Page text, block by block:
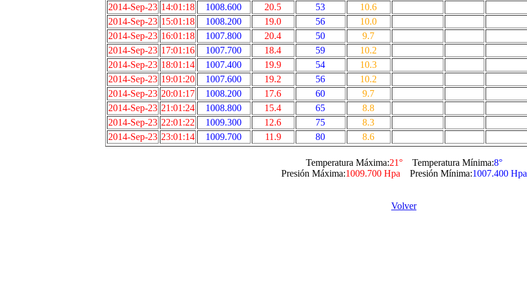
2014-Sep-23 14:01:18 1008.600 20.5 53 10.6
2014-Sep-23 15:01:18 1008.200 19.0 56 10.0
2014-Sep-23 16:01:18 1007.800 20.4 50 9.7
2014-Sep-23 17:01:16 1007.700 18.4 59 10.2
2014-Sep-23 18:01:14 1007.400 19.9 54 10.3
2014-Sep-23 19:01:20 1007.600 19.2 56 10.2
2014-Sep-23 20:01:17 1008.200 17.6 60 9.7
2014-Sep-23 21:01:24 1008.800 15.4 65 8.8
2014-Sep-23 22:01:22 1009.300 12.6 75 8.3
2014-Sep-23 23:01:14 1009.700 11.9 80 8.6
Temperatura Máxima:21°Temperatura Mínima:8°
Presión Máxima:1009.700 Hpa Presión Mínima:1007.400 Hpa
Volver